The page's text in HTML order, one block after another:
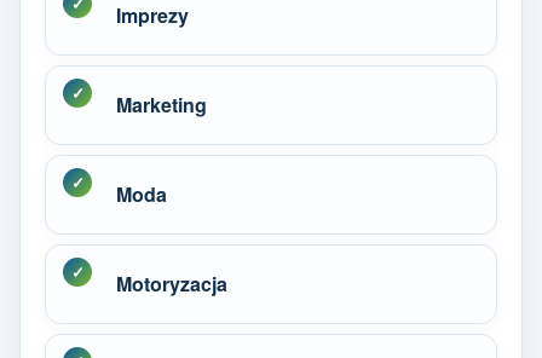
Imprezy
Marketing
Moda
Motoryzacja